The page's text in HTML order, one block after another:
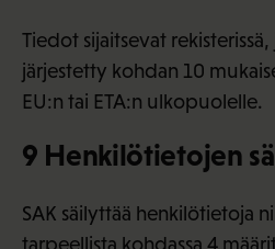
Tiedot sijaitsevat
järjestetty kohdan 10
EU:n tai ETA:n ulkopuolelle.
9 Henkilötietojen
SAK säilyttää henkilötietoja
tarpeellista kohdassa 4